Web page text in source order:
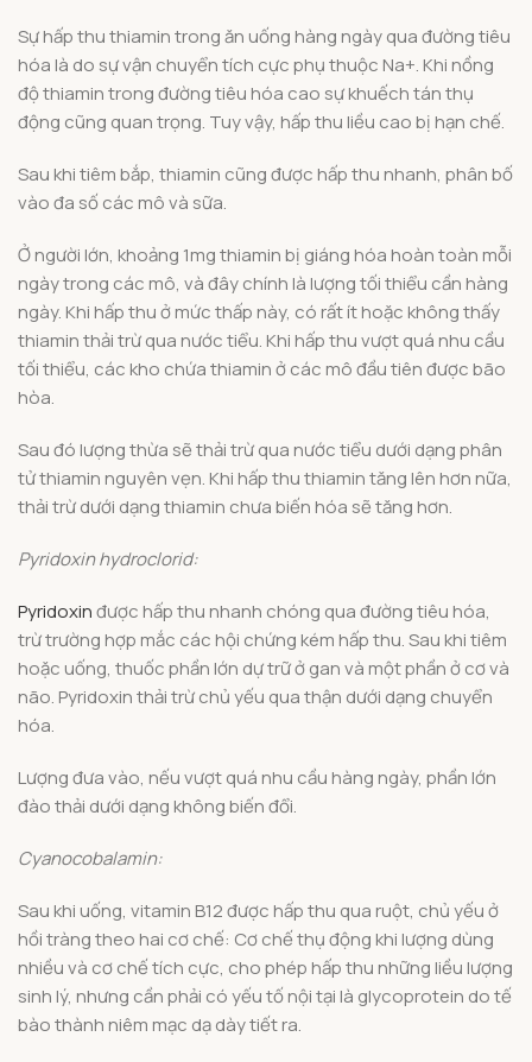
Sự hấp thu thiamin trong ăn uống hàng ngày qua đường tiêu
hóa là do sự vận chuyển tích cực phụ thuộc Na+. Khi nồng
độ thiamin trong đường tiêu hóa cao sự khuếch tán thụ
động cũng quan trọng. Tuy vậy, hấp thu liều cao bị hạn chế.
Sau khi tiêm bắp, thiamin cũng được hấp thu nhanh, phân bố
vào đa số các mô và sữa.
Ở người lớn, khoảng 1mg thiamin bị giáng hóa hoàn toàn mỗi
ngày trong các mô, và đây chính là lượng tối thiểu cần hàng
ngày. Khi hấp thu ở mức thấp này, có rất ít hoặc không thấy
thiamin thải trừ qua nước tiểu. Khi hấp thu vượt quá nhu cầu
tối thiểu, các kho chứa thiamin ở các mô đầu tiên được bão
hòa.
Sau đó lượng thừa sẽ thải trừ qua nước tiểu dưới dạng phân
tử thiamin nguyên vẹn. Khi hấp thu thiamin tăng lên hơn nữa,
thải trừ dưới dạng thiamin chưa biến hóa sẽ tăng hơn.
Pyridoxin hydroclorid:
Pyridoxinđược hấp thu nhanh chóng qua đường tiêu hóa,
trừ trường hợp mắc các hội chứng kém hấp thu. Sau khi tiêm
hoặc uống, thuốc phần lớn dự trữ ở gan và một phần ở cơ và
não. Pyridoxin thải trừ chủ yếu qua thận dưới dạng chuyển
hóa.
Lượng đưa vào, nếu vượt quá nhu cầu hàng ngày, phần lớn
đào thải dưới dạng không biến đổi.
Cyanocobalamin:
Sau khi uống, vitamin B12 được hấp thu qua ruột, chủ yếu ở
hồi tràng theo hai cơ chế: Cơ chế thụ động khi lượng dùng
nhiều và cơ chế tích cực, cho phép hấp thu những liều lượng
sinh lý, nhưng cần phải có yếu tố nội tại là glycoprotein do tế
bào thành niêm mạc dạ dày tiết ra.